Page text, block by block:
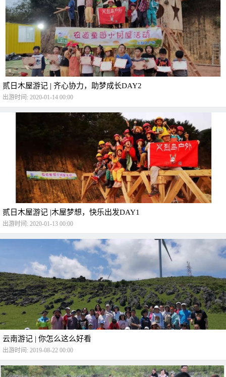
贰日木屋游记 | 齐心协力，助梦成长DAY2
出游时间: 2020-01-14 00:00
贰日木屋游记 |木屋梦想，快乐出发DAY1
出游时间: 2020-01-13 00:00
云南游记 | 你怎么这么好看
出游时间: 2019-08-22 00:00